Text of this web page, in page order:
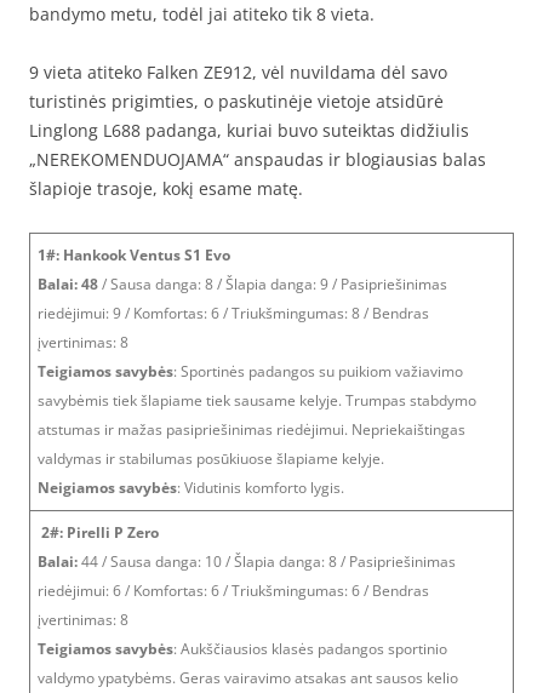
bandymo metu, todėl jai atiteko tik 8 vieta.
9 vieta atiteko Falken ZE912, vėl nuvildama dėl savo
turistinės prigimties, o paskutinėje vietoje atsidūrė
Linglong L688 padanga, kuriai buvo suteiktas didžiulis
„NEREKOMENDUOJAMA“ anspaudas ir blogiausias balas
šlapioje trasoje, kokį esame matę.
1#: Hankook Ventus S1 Evo
Balai: 48/ Sausa danga: 8 / Šlapia danga: 9 / Pasipriešinimas
riedėjimui: 9 / Komfortas: 6 / Triukšmingumas: 8 / Bendras
įvertinimas: 8
Teigiamos savybės: Sportinės padangos su puikiom važiavimo
savybėmis tiek šlapiame tiek sausame kelyje. Trumpas stabdymo
atstumas ir mažas pasipriešinimas riedėjimui. Nepriekaištingas
valdymas ir stabilumas posūkiuose šlapiame kelyje.
Neigiamos savybės: Vidutinis komforto lygis.
2#: Pirelli P Zero
Balai:44 / Sausa danga: 10 / Šlapia danga: 8 / Pasipriešinimas
riedėjimui: 6 / Komfortas: 6 / Triukšmingumas: 6 / Bendras
įvertinimas: 8
Teigiamos savybės: Aukščiausios klasės padangos sportinio
valdymo ypatybėms. Geras vairavimo atsakas ant sausos kelio